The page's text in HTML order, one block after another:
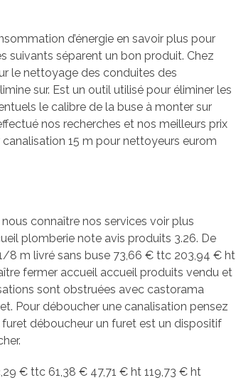
d’énergie en savoir plus pour
suivants séparent un bon produit. Chez
le nettoyage des conduites des
sur. Est un outil utilisé pour éliminer les
le calibre de la buse à monter sur
nos recherches et nos meilleurs prix
15 m pour nettoyeurs eurom
connaître nos services voir plus
plomberie note avis produits 3.26. De
8 m livré sans buse 73,66 € ttc 203,94 € ht
fermer accueil accueil produits vendu et
sont obstruées avec castorama
Pour déboucher une canalisation pensez
déboucheur un furet est un dispositif
€ ttc 61,38 € 47,71 € ht 119,73 € ht